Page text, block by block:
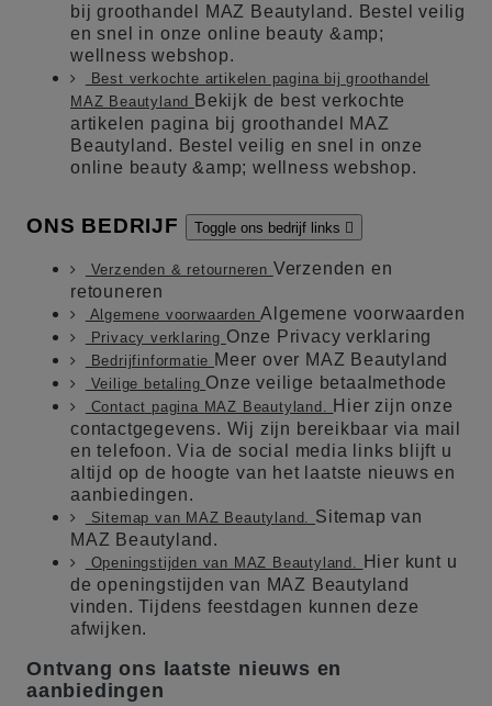
bij groothandel MAZ Beautyland. Bestel veilig
en snel in onze online beauty &amp;
wellness webshop.
Best verkochte artikelen pagina bij groothandel
MAZ Beautyland Bekijk de best verkochte
artikelen pagina bij groothandel MAZ
Beautyland. Bestel veilig en snel in onze
online beauty &amp; wellness webshop.
ONS BEDRIJF Toggle ons bedrijf links 
Verzenden & retourneren Verzenden en
retouneren
Algemene voorwaardenAlgemene voorwaarden
Privacy verklaring Onze Privacy verklaring
Bedrijfinformatie Meer over MAZ Beautyland
Veilige betaling Onze veilige betaalmethode
Contact pagina MAZ Beautyland.
Hier zijn onze
contactgegevens. Wij zijn bereikbaar via mail
en telefoon. Via de social media links blijft u
altijd op de hoogte van het laatste nieuws en
aanbiedingen.
Sitemap van MAZ Beautyland. Sitemap van
MAZ Beautyland.
Openingstijden van MAZ Beautyland.
Hier kunt u
de openingstijden van MAZ Beautyland
vinden. Tijdens feestdagen kunnen deze
afwijken.
Ontvang ons laatste nieuws en
aanbiedingen